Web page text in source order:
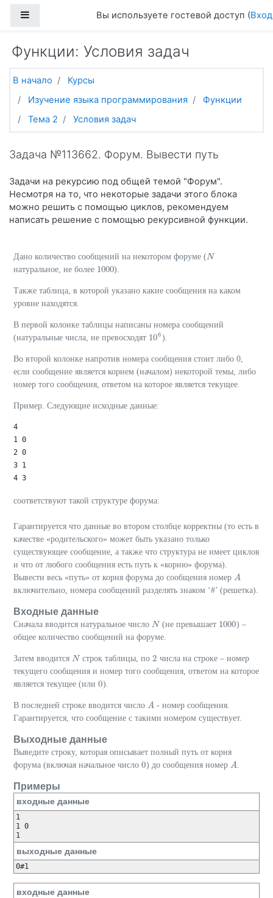
Боковая панельВы используете гостевой доступ (Вход
Функции: Условия задач
В начало
Курсы
Изучение языка программирования
Функции
Тема 2
Условия задач
Задача №113662. Форум. Вывести путь
Задачи на рекурсию под общей темой "Форум".
Несмотря на то, что некоторые задачи этого блока
можно решить с помощью циклов, рекомендуем
написать решение с помощью рекурсивной функции.
Дано количество сообщений на некотором форуме (N
N
натуральное, не более 1000
1000).
Также таблица, в которой указано какие сообщения на каком
уровне находятся.
В первой колонке таблицы написаны номера сообщений
(натуральные числа, не превосходят 106
106).
Во второй колонке напротив номера сообщения стоит либо 0,
если сообщение является корнем (началом) некоторой темы, либо
номер того сообщения, ответом на которое является текущее.
Пример. Следующие исходные данные:
4
1 0
2 0
3 1
соответствуют такой структуре форума:
Гарантируется что данные во втором столбце корректны (то есть в
качестве «родительского» может быть указано только
существующее сообщение, а также что структура не имеет циклов
и что от любого сообщения есть путь к «корню» форума).
Вывести весь «путь» от корня форума до сообщения номер A
A
включительно, номера сообщений разделять знаком ‘#’ (решетка).
Входные данные
Сначала вводится натуральное число N
N (не превышает 1000
1000) –
общее количество сообщений на форуме.
Затем вводится N
N строк таблицы, по2
2 числа на строке – номер
текущего сообщения и номер того сообщения, ответом на которое
является текущее (или 0
0).
В последней строке вводится число A
A - номер сообщения.
Гарантируется, что сообщение с такими номером существует.
Выходные данные
Выведите строку, которая описывает полный путь от корня
форума (включая начальное число 0
0) до сообщения номер A
A
Примеры
входные данные
1
1 0
1
выходные данные
0#1
входные данные